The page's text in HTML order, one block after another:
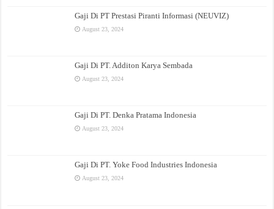
Gaji Di PT Prestasi Piranti Informasi (NEUVIZ)
August 23, 2024
Gaji Di PT. Additon Karya Sembada
August 23, 2024
Gaji Di PT. Denka Pratama Indonesia
August 23, 2024
Gaji Di PT. Yoke Food Industries Indonesia
August 23, 2024